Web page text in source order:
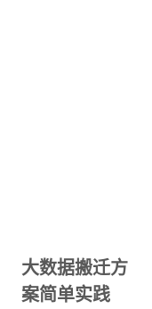
大数据搬迁方
案简单实践